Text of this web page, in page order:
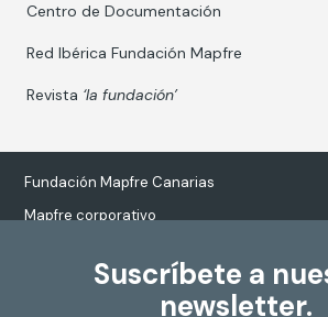
Suscríbete a
newsletter.
Centro de Documentación
Red Ibérica Fundación Mapfre
Revista ‘la fundación’
Fundación Mapfre Canarias
Mapfre corporativo
Tratamiento de datos personales